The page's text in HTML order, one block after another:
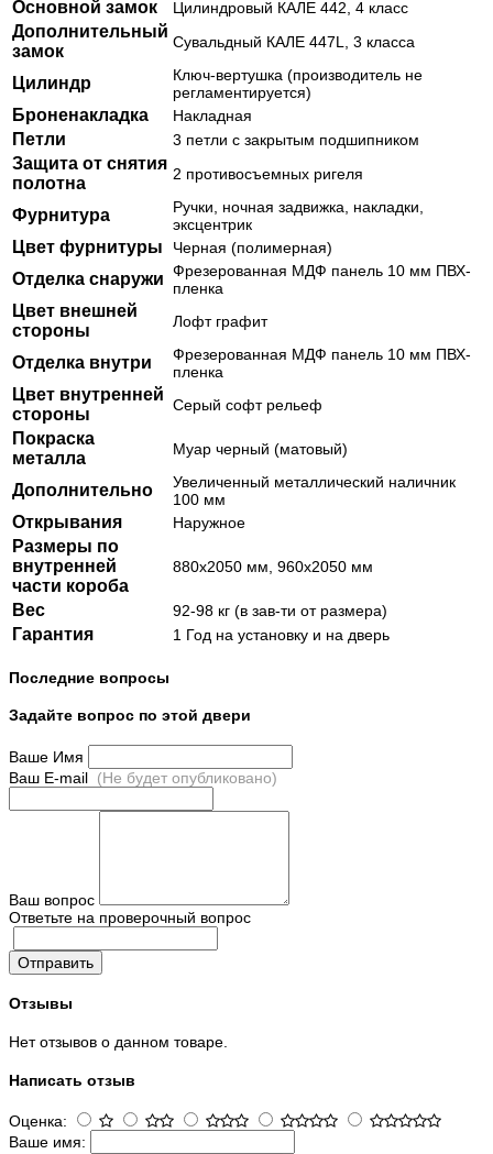
Основной замок Цилиндровый КАЛЕ 442, 4 класс
Дополнительный
замок
Сувальдный КАЛЕ 447L, 3 класса
Цилиндр
Ключ-вертушка (производитель не
регламентируется)
Броненакладка Накладная
Петли 3 петли с закрытым подшипником
Защита от снятия
полотна
2 противосъемных ригеля
Фурнитура
Ручки, ночная задвижка, накладки,
эксцентрик
Цвет фурнитуры Черная (полимерная)
Отделка снаружи Фрезерованная МДФ панель 10 мм ПВХ-
пленка
Цвет внешней
стороны
Лофт графит
Отделка внутри
Фрезерованная МДФ панель 10 мм ПВХ-
пленка
Цвет внутренней
стороны
Серый софт рельеф
Покраска
металла
Муар черный (матовый)
Дополнительно
Увеличенный металлический наличник
100 мм
Открывания Наружное
Размеры по
внутренней
части короба
880х2050 мм, 960х2050 мм
Вес 92-98 кг (в зав-ти от размера)
Гарантия 1 Год на установку и на дверь
Последние вопросы
Задайте вопрос по этой двери
Ваше Имя
Ваш E-mail (Не будет опубликовано)
Ваш вопрос
Ответьте на проверочный вопрос
Отправить
Отзывы
Нет отзывов о данном товаре.
Написать отзыв
Оценка:
Ваше имя: